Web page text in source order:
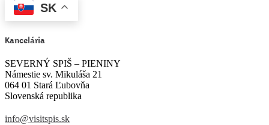
SK
Kancelária
SEVERNÝ SPIŠ – PIENINY
Námestie sv. Mikuláša 21
064 01 Stará Ľubovňa
Slovenská republika
info@visitspis.sk